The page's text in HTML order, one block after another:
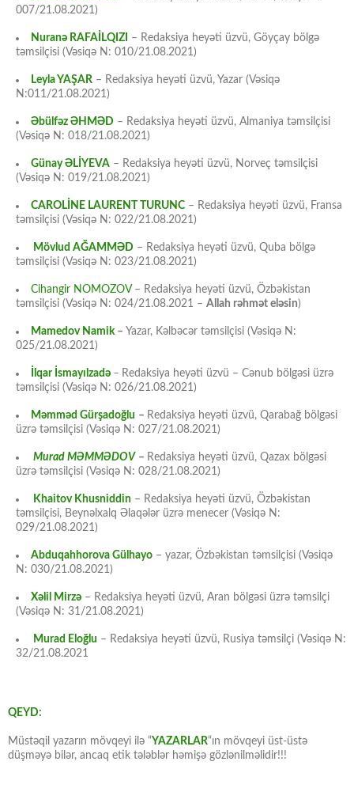
007/21.08.2021)
Nuranə RAFAİLQIZI
– Redaksiya heyəti üzvü, Göyçay bölgə
təmsilçisi (Vəsiqə N: 010/21.08.2021)
Leyla YAŞAR – Redaksiya heyəti üzvü, Yazar (Vəsiqə
N:011/21.08.2021)
Əbülfəz ƏHMƏD – Redaksiya heyəti üzvü, Almaniya təmsilçisi
(Vəsiqə N: 018/21.08.2021)
Günay ƏLİYEVA – Redaksiya heyəti üzvü, Norveç təmsilçisi
(Vəsiqə N: 019/21.08.2021)
CAROLİNE LAURENT TURUNC – Redaksiya heyəti üzvü, Fransa
təmsilçisi (Vəsiqə N: 022/21.08.2021)
Mövlud AĞAMMƏD – Redaksiya heyəti üzvü, Quba bölgə
təmsilçisi (Vəsiqə N: 023/21.08.2021)
Cihangir NOMOZOV– Redaksiya heyəti üzvü, Özbəkistan
təmsilçisi (Vəsiqə N: 024/21.08.2021 – Allah rəhmət eləsin)
Mamedov Namik– Yazar, Kəlbəcər təmsilçisi (Vəsiqə N:
025/21.08.2021)
İlqar İsmayılzadə – Redaksiya heyəti üzvü – Cənub bölgəsi üzrə
təmsilçisi (Vəsiqə N: 026/21.08.2021)
Məmməd Gürşadoğlu – Redaksiya heyəti üzvü, Qarabağ bölgəsi
üzrə təmsilçisi (Vəsiqə N: 027/21.08.2021)
Murad MƏMMƏDOV – Redaksiya heyəti üzvü, Qazax bölgəsi
üzrə təmsilçisi (Vəsiqə N: 028/21.08.2021)
Khaitov Khusniddin – Redaksiya heyəti üzvü, Özbəkistan
təmsilçisi, Beynəlxalq Əlaqələr üzrə menecer (Vəsiqə N:
029/21.08.2021)
Abduqahhorova Gülhayo – yazar, Özbəkistan təmsilçisi (Vəsiqə
N: 030/21.08.2021)
Xəlil Mirzə – Redaksiya heyəti üzvü, Aran bölgəsi üzrə təmsilçi
(Vəsiqə N: 31/21.08.2021)
Murad Eloğlu – Redaksiya heyəti üzvü, Rusiya təmsilçi (Vəsiqə N:
32/21.08.2021
QEYD:
Müstəqil yazarın mövqeyi ilə “YAZARLAR“ın mövqeyi üst-üstə
düşməyə bilər, ancaq etik tələblər həmişə gözlənilməlidir!!!